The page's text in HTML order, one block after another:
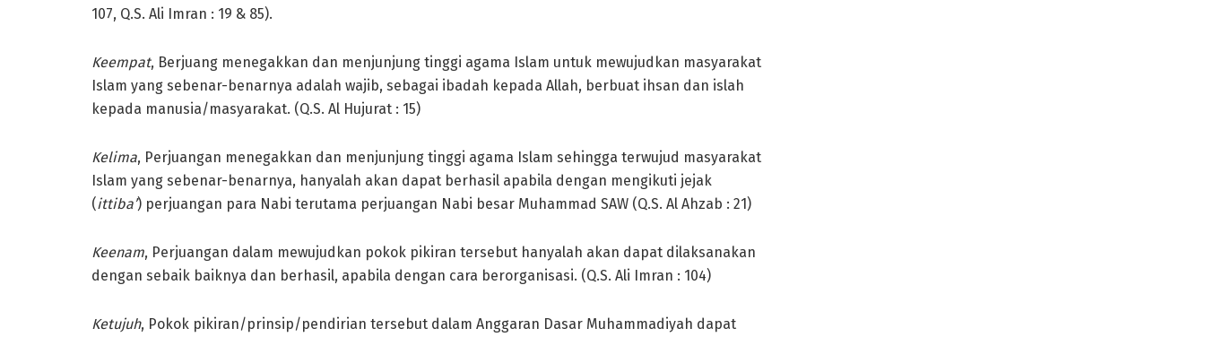
107, Q.S. Ali Imran : 19 & 85).
Keempat, Berjuang menegakkan dan menjunjung tinggi agama Islam untuk mewujudkan masyarakat
Islam yang sebenar-benarnya adalah wajib, sebagai ibadah kepada Allah, berbuat ihsan dan islah
kepada manusia/masyarakat. (Q.S. Al Hujurat : 15)
Kelima, Perjuangan menegakkan dan menjunjung tinggi agama Islam sehingga terwujud masyarakat
Islam yang sebenar-benarnya, hanyalah akan dapat berhasil apabila dengan mengikuti jejak
(ittiba’) perjuangan para Nabi terutama perjuangan Nabi besar Muhammad SAW (Q.S. Al Ahzab : 21)
Keenam, Perjuangan dalam mewujudkan pokok pikiran tersebut hanyalah akan dapat dilaksanakan
dengan sebaik baiknya dan berhasil, apabila dengan cara berorganisasi. (Q.S. Ali Imran : 104)
Ketujuh, Pokok pikiran/prinsip/pendirian tersebut dalam Anggaran Dasar Muhammadiyah dapat